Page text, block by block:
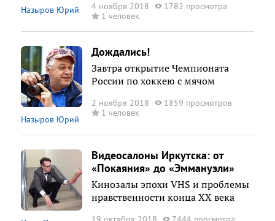
Назыров Юрий 4 ноября 2018
1782 просмотра
1 человек
Назыров Юрий
Дождались!
Завтра открытие Чемпионата
России по хоккею с мячом
2 ноября 2018
1859 просмотров
1 человек
Видеосалоны Иркутска: от
«Покаяния» до «Эммануэли»
Кинозалы эпохи VHS и проблемы
нравственности конца ХХ века